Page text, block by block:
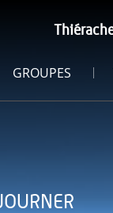
GROUPES